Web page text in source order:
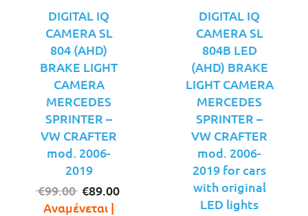
DIGITAL IQ
CAMERA SL
804 (AHD)
BRAKE LIGHT
CAMERA
MERCEDES
SPRINTER –
VW CRAFTER
mod. 2006-
2019
€99.00 Original
price
€89.00
Αναμένεται |
DIGITAL IQ
CAMERA SL
804B LED
(AHD) BRAKE
LIGHT CAMERA
MERCEDES
SPRINTER –
VW CRAFTER
mod. 2006-
2019 for cars
with original
LED lights